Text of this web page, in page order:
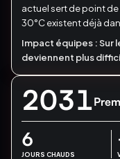
actuel sert de point de
30°C existent déjà
Impact équipes :Sur
deviennent plus
2031
6
JOURS CHAUDS